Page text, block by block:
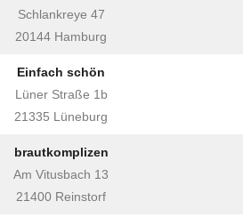
Schlankreye 47
20144 Hamburg
Einfach schön
Lüner Straße 1b
21335 Lüneburg
brautkomplizen
Am Vitusbach 13
21400 Reinstorf